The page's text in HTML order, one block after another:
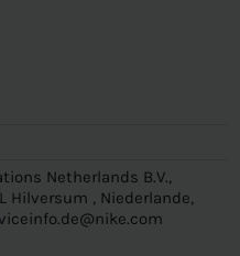
Netherlands B.V.,
Hilversum , Niederlande,